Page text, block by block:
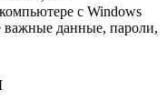
с Windows
важные данные, пароли,